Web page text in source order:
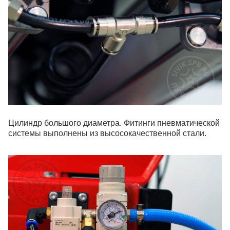
Цилиндр большого диаметра. Фитинги пневматической
системы выполнены из высосокачественной стали.